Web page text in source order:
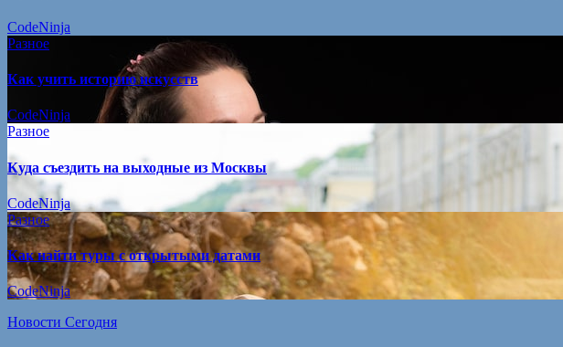
CodeNinja
Разное
Как учить историю искусств
CodeNinja
Разное
Куда съездить на выходные из Москвы
CodeNinja
Разное
Как найти туры с открытыми датами
CodeNinja
Новости Сегодня